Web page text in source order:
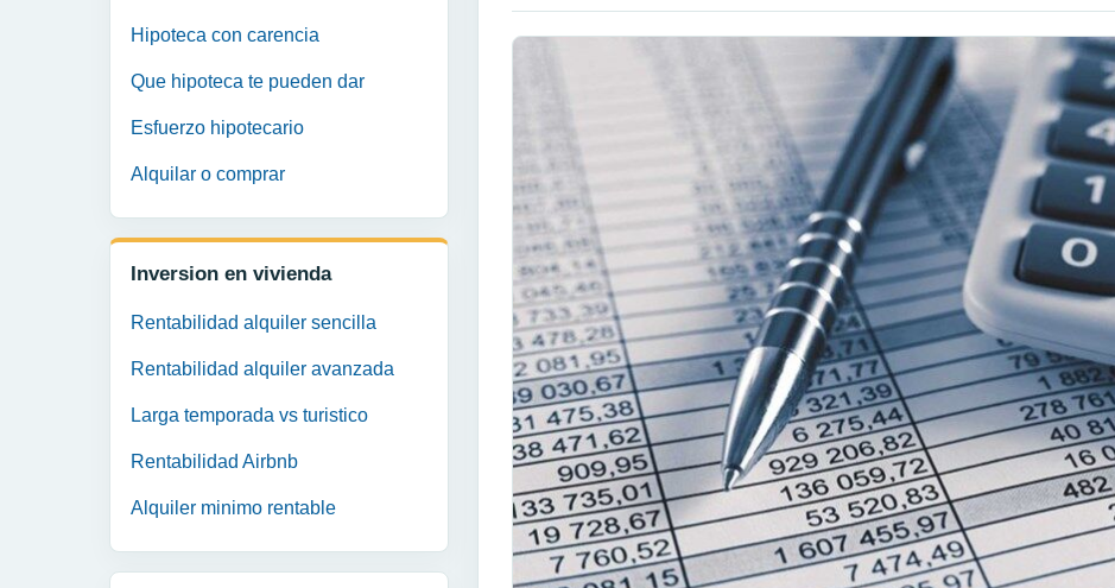
Hipoteca con carencia
Que hipoteca te pueden dar
Esfuerzo hipotecario
Alquilar o comprar
Inversion en vivienda
Rentabilidad alquiler sencilla
Rentabilidad alquiler avanzada
Larga temporada vs turistico
Rentabilidad Airbnb
Alquiler minimo rentable